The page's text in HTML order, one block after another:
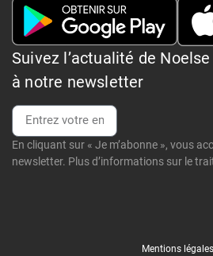
Suivez l’actualité de
à notre newsletter
En cliquant sur « Je m’abonne », vous
newsletter. Plus d’informations sur le
Mentions légales